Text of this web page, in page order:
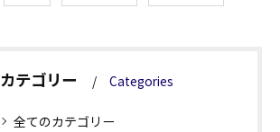
カテゴリー Categories
全てのカテゴリー